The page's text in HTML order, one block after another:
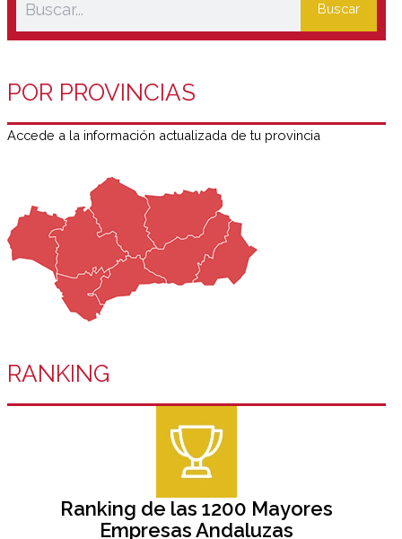
Buscar
POR PROVINCIAS
Accede a la información actualizada de tu provincia
RANKING
Ranking de las 1200 Mayores
Empresas Andaluzas